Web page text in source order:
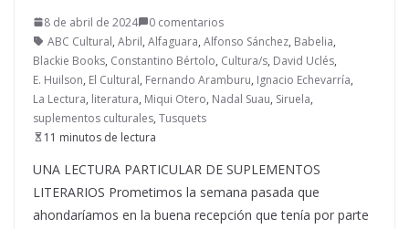
8 de abril de 2024
0 comentarios
ABC Cultural, Abril, Alfaguara, Alfonso Sánchez, Babelia,
Blackie Books, Constantino Bértolo, Cultura/s, David Uclés,
E. Huilson, El Cultural, Fernando Aramburu, Ignacio Echevarría,
La Lectura, literatura, Miqui Otero, Nadal Suau, Siruela,
suplementos culturales, Tusquets
11 minutos de lectura
UNA LECTURA PARTICULAR DE SUPLEMENTOS
LITERARIOS Prometimos la semana pasada que
ahondaríamos en la buena recepción que tenía por parte